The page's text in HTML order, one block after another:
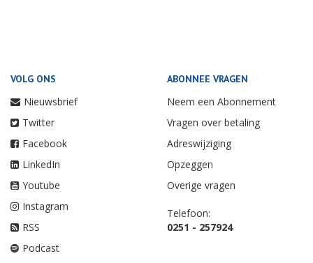
VOLG ONS
Nieuwsbrief
Twitter
Facebook
LinkedIn
Youtube
Instagram
RSS
Podcast
ABONNEE VRAGEN
Neem een Abonnement
Vragen over betaling
Adreswijziging
Opzeggen
Overige vragen
Telefoon:
0251 - 257924